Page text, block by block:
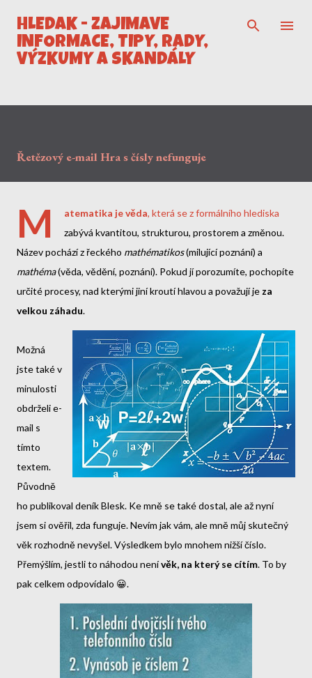
Přeskočit na hlavní obsah
HLEDÁK - ZAJÍMAVÉ
INFORMACE, TIPY, RADY,
VÝZKUMY A SKANDÁLY
Řetězový e-mail Hra s čísly nefunguje
M atematika je věda, která se z formálního hlediska
zabývá kvantitou, strukturou, prostorem a změnou.
Název pochází z řeckého mathématikos(milující poznání) a
mathéma(věda, vědění, poznání). Pokud jí porozumíte, pochopíte
určité procesy, nad kterými jiní kroutí hlavou a považují je za
velkou záhadu.
Možná
jste také v
minulosti
obdrželi e-
mail s
tímto
textem.
Původně
ho publikoval deník Blesk. Ke mně se také dostal, ale až nyní
jsem si ověřil, zda funguje. Nevím jak vám, ale mně můj skutečný
věk rozhodně nevyšel. Výsledkem bylo mnohem nižší číslo.
Přemýšlím, jestli to náhodou nenívěk, na který se cítím. To by
pak celkem odpovídalo 😀.